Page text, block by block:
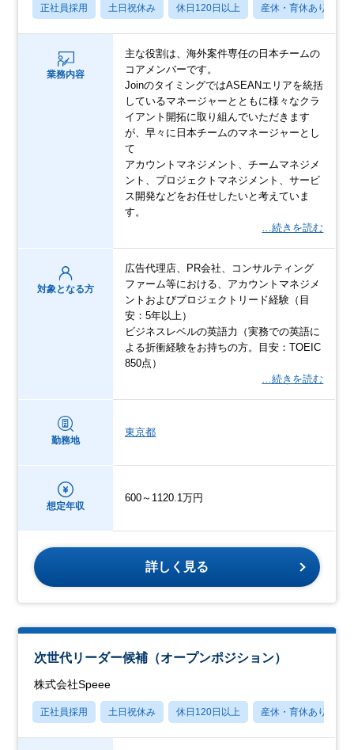
正社員採用 土日祝休み 休日120日以上 産休・育休あり
業務内容
主な役割は、海外案件専任の日本チームの
コアメンバーです。
JoinのタイミングではASEANエリアを統括
しているマネージャーとともに様々なクラ
イアント開拓に取り組んでいただきます
が、早々に日本チームのマネージャーとし
て
アカウントマネジメント、チームマネジメ
ント、プロジェクトマネジメント、サービ
ス開発などをお任せしたいと考えていま
す。
…続きを読む
対象となる方
広告代理店、PR会社、コンサルティング
ファーム等における、アカウントマネジメ
ントおよびプロジェクトリード経験（目
安：5年以上）
ビジネスレベルの英語力（実務での英語に
よる折衝経験をお持ちの方。目安：TOEIC
850点）
…続きを読む
勤務地
東京都
想定年収
600～1120.1万円
詳しく見る
次世代リーダー候補（オープンポジション）
株式会社Speee
正社員採用 土日祝休み 休日120日以上 産休・育休あり